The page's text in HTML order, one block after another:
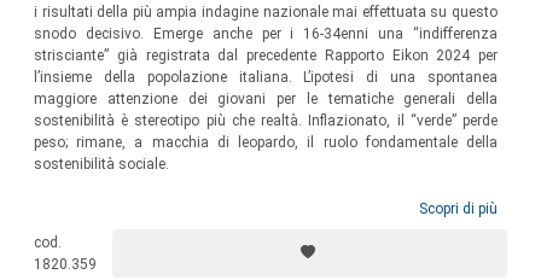
i risultati della più ampia indagine nazionale mai effettuata su questo
snodo decisivo. Emerge anche per i 16-34enni una “indifferenza
strisciante” già registrata dal precedente Rapporto Eikon 2024 per
l’insieme della popolazione italiana. L’ipotesi di una spontanea
maggiore attenzione dei giovani per le tematiche generali della
sostenibilità è stereotipo più che realtà. Inflazionato, il “verde” perde
peso; rimane, a macchia di leopardo, il ruolo fondamentale della
sostenibilità sociale.
Scopri di più
cod.
1820.359